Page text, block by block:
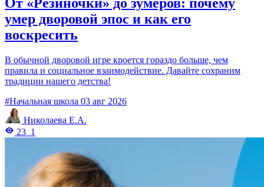
умер дворовой эпос и как его
воскресить
В обычной дворовой игре кроется гораздо больше, чем
правила и социальное взаимодействие. Давайте сохраним
традиции нашего детства!
#Начальная школа 03 авг 2026
Николаева Е.А.
23 1